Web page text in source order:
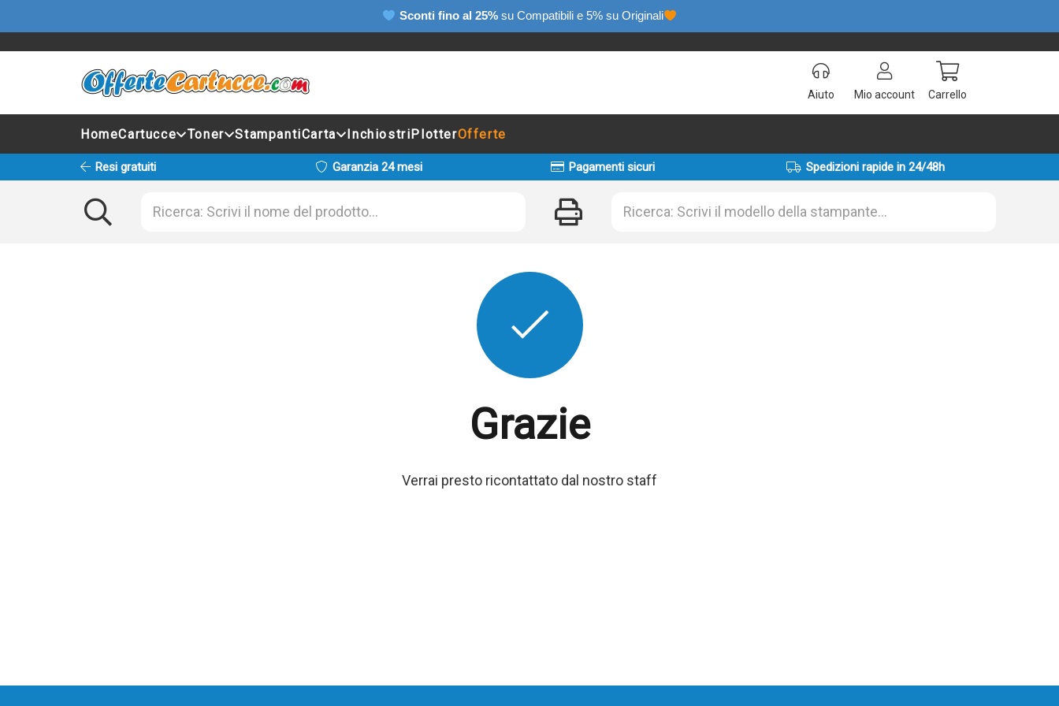
Sconti fino al 25% su Compatibili e 5% su Originali
Aiuto Mio account Carrello
HomeCartucce Toner StampantiCarta InchiostriPlotterOfferte
Resi gratuiti Garanzia 24 mesi Pagamenti sicuri Spedizioni rapide in 24/48h
Grazie
Verrai presto ricontattato dal nostro staff